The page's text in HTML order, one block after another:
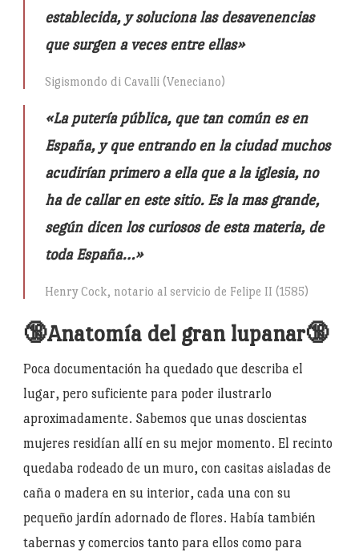
establecida, y soluciona las desavenencias
que surgen a veces entre ellas»
Sigismondo di Cavalli (Veneciano)
«La putería pública, que tan común es en
España, y que entrando en la ciudad muchos
acudirían primero a ella que a la iglesia, no
ha de callar en este sitio. Es la mas grande,
según dicen los curiosos de esta materia, de
toda España…»
Henry Cock, notario al servicio de Felipe II (1585)
🔞Anatomía del gran lupanar🔞
Poca documentación ha quedado que describa el
lugar, pero suficiente para poder ilustrarlo
aproximadamente. Sabemos que unas doscientas
mujeres residían allí en su mejor momento. El recinto
quedaba rodeado de un muro, con casitas aisladas de
caña o madera en su interior, cada una con su
pequeño jardín adornado de flores. Había también
tabernas y comercios tanto para ellos como para